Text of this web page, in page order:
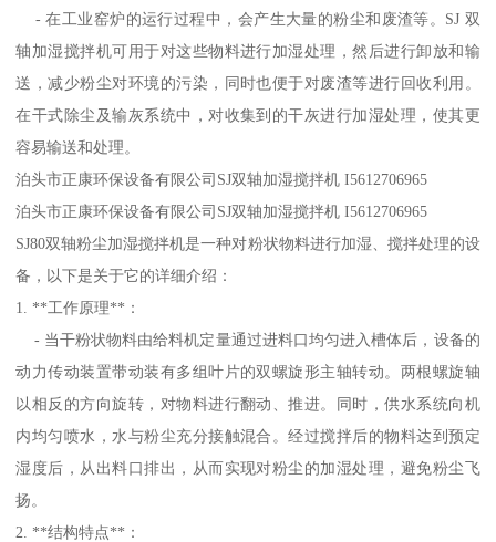
- 在工业窑炉的运行过程中，会产生大量的粉尘和废渣等。SJ 双
轴加湿搅拌机可用于对这些物料进行加湿处理，然后进行卸放和输
送，减少粉尘对环境的污染，同时也便于对废渣等进行回收利用。
在干式除尘及输灰系统中，对收集到的干灰进行加湿处理，使其更
容易输送和处理。
泊头市正康环保设备有限公司SJ双轴加湿搅拌机 I5612706965
泊头市正康环保设备有限公司SJ双轴加湿搅拌机 I5612706965
SJ80双轴粉尘加湿搅拌机是一种对粉状物料进行加湿、搅拌处理的设
备，以下是关于它的详细介绍：
1. **工作原理**：
- 当干粉状物料由给料机定量通过进料口均匀进入槽体后，设备的
动力传动装置带动装有多组叶片的双螺旋形主轴转动。两根螺旋轴
以相反的方向旋转，对物料进行翻动、推进。同时，供水系统向机
内均匀喷水，水与粉尘充分接触混合。经过搅拌后的物料达到预定
湿度后，从出料口排出，从而实现对粉尘的加湿处理，避免粉尘飞
扬。
2. **结构特点**：